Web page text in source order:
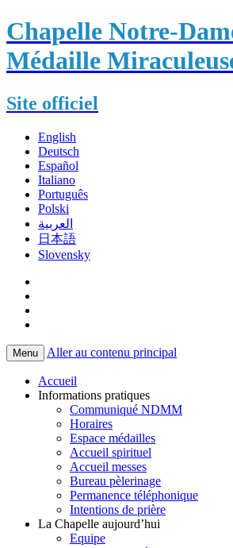
Chapelle Notre-
Médaille
Site officiel
English
Deutsch
Español
Italiano
Português
Polski
العربية
日本語
Slovensky
Menu Aller au contenu principal
Accueil
Informations pratiques
Communiqué NDMM
Horaires
Espace médailles
Accueil spirituel
Accueil messes
Bureau pèlerinage
Permanence téléphonique
Intentions de prière
La Chapelle aujourd’hui
Equipe